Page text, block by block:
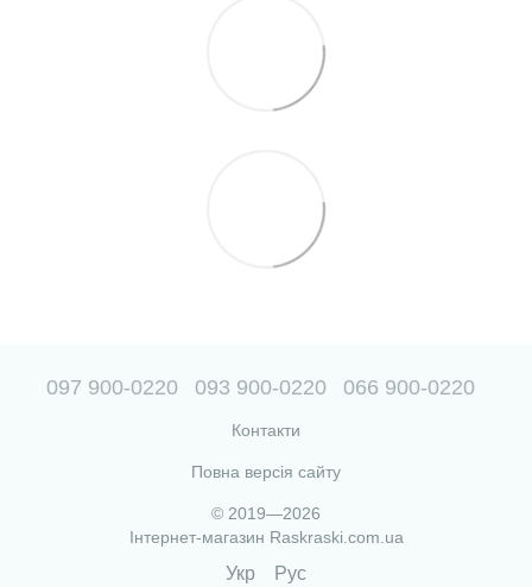
097 900-0220 093 900-0220 066 900-0220
Контакти
Повна версія сайту
© 2019—2026
Інтернет-магазин Raskraski.com.ua
Укр Рус